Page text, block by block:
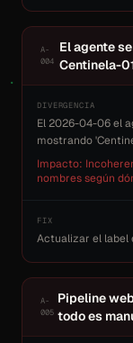
A-
004
El agente
Centinela-
DIVERGENCIA
El 2026-04-06 el
mostrando
Impacto:
nombres según
FIX
Actualizar el label
A-
005
Pipeline
todo es